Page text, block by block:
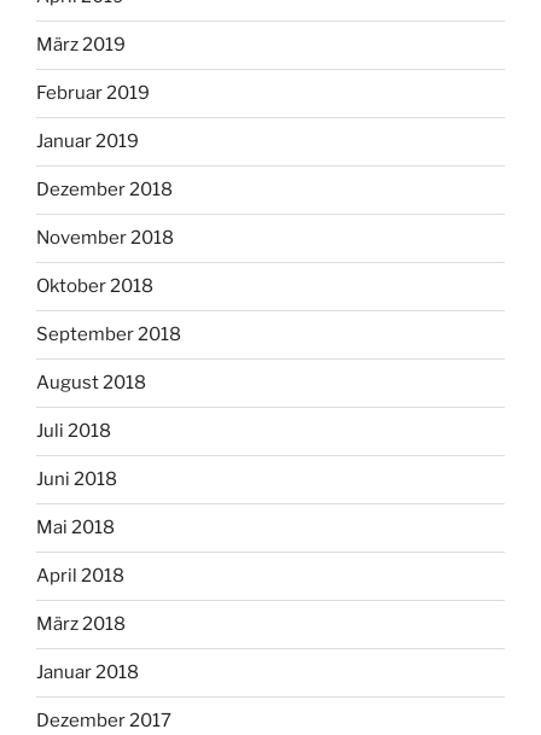
März 2019
Februar 2019
Januar 2019
Dezember 2018
November 2018
Oktober 2018
September 2018
August 2018
Juli 2018
Juni 2018
Mai 2018
April 2018
März 2018
Januar 2018
Dezember 2017